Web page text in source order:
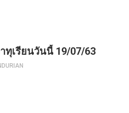
ทุเรียนวันนี้ 19/07/63